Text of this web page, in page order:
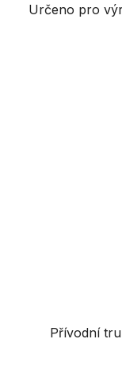
Určeno pro
Přívodní